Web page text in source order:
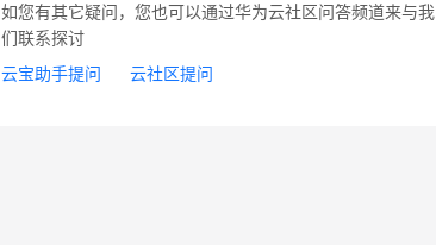
如您有其它疑问，您也可以通过华为云社区问答频道来与我
们联系探讨
云宝助手提问
云社区提问